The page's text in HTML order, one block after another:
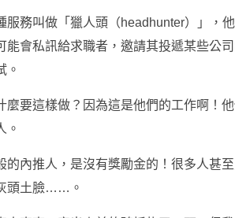
服務叫做「獵人頭（headhunter）」，
能會私訊給求職者，邀請其投遞某些公
。
麼要這樣做？因為這是他們的工作啊！
。
的內推人，是沒有獎勵金的！很多人甚
頭土臉……。